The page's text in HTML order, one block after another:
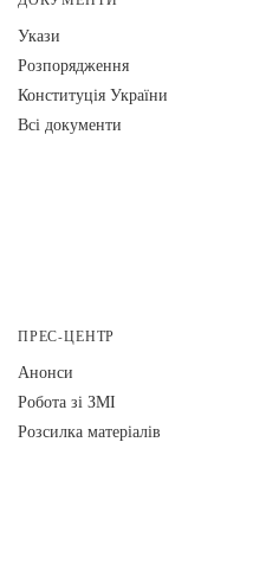
Укази
Розпорядження
Конституція України
Всі документи
ПРЕС-ЦЕНТР
Анонси
Робота зі ЗМІ
Розсилка матеріалів